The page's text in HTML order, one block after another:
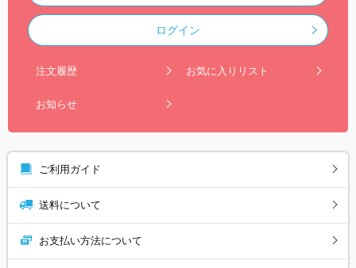
ログイン
注文履歴 お気に入りリスト
お知らせ
ご利用ガイド
送料について
お支払い方法について